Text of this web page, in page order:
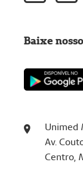
Unimed
Av.
Centro,
Baixe